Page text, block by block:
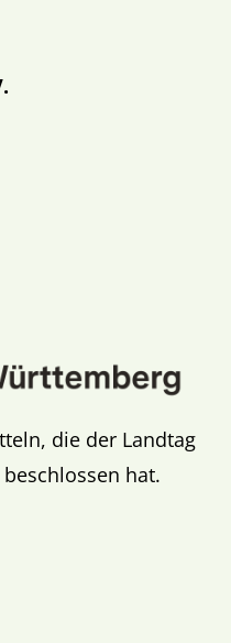
die der Landtag
hat.